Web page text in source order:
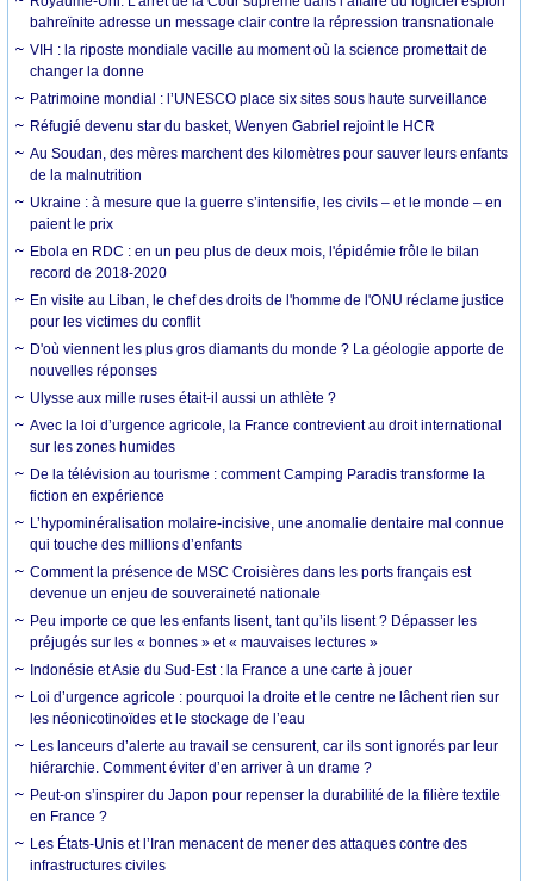
bahreïnite adresse un message clair contre la répression transnationale
VIH : la riposte mondiale vacille au moment où la science promettait de
changer la donne
Patrimoine mondial : l’UNESCO place six sites sous haute surveillance
Réfugié devenu star du basket, Wenyen Gabriel rejoint le HCR
Au Soudan, des mères marchent des kilomètres pour sauver leurs enfants
de la malnutrition
Ukraine : à mesure que la guerre s’intensifie, les civils – et le monde – en
paient le prix
Ebola en RDC : en un peu plus de deux mois, l'épidémie frôle le bilan
record de 2018-2020
En visite au Liban, le chef des droits de l'homme de l'ONU réclame justice
pour les victimes du conflit
D'où viennent les plus gros diamants du monde ? La géologie apporte de
nouvelles réponses
Ulysse aux mille ruses était-il aussi un athlète ?
Avec la loi d’urgence agricole, la France contrevient au droit international
sur les zones humides
De la télévision au tourisme : comment Camping Paradis transforme la
fiction en expérience
L’hypominéralisation molaire-incisive, une anomalie dentaire mal connue
qui touche des millions d’enfants
Comment la présence de MSC Croisières dans les ports français est
devenue un enjeu de souveraineté nationale
Peu importe ce que les enfants lisent, tant qu’ils lisent ? Dépasser les
préjugés sur les « bonnes » et « mauvaises lectures »
Indonésie et Asie du Sud-Est : la France a une carte à jouer
Loi d’urgence agricole : pourquoi la droite et le centre ne lâchent rien sur
les néonicotinoïdes et le stockage de l’eau
Les lanceurs d’alerte au travail se censurent, car ils sont ignorés par leur
hiérarchie. Comment éviter d’en arriver à un drame ?
Peut-on s’inspirer du Japon pour repenser la durabilité de la filière textile
en France ?
Les États-Unis et l’Iran menacent de mener des attaques contre des
infrastructures civiles